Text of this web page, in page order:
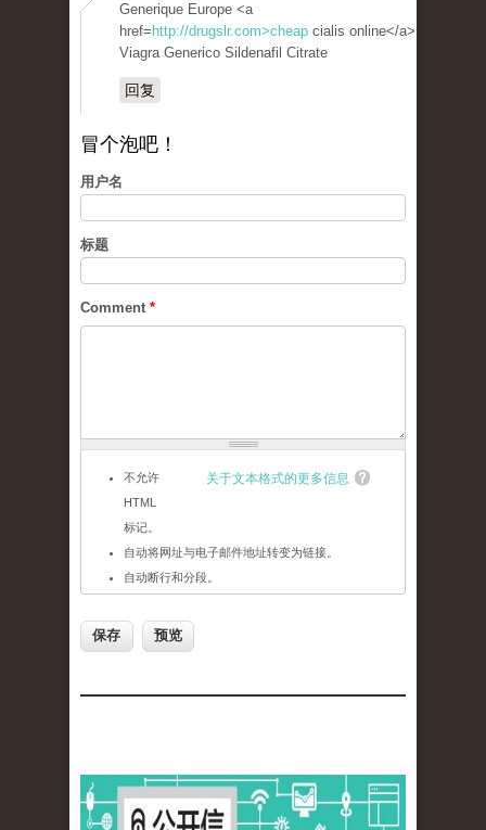
Generique Europe <a
href= http://drugslr.com>cheap cialis online</a>
Viagra Generico Sildenafil Citrate
回复
冒个泡吧！
用户名
标题
Comment *
关于文本格式的更多信息
不允许
HTML
标记。
自动将网址与电子邮件地址转变为链接。
自动断行和分段。